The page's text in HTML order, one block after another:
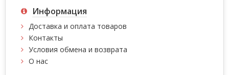
Информация
Доставка и оплата товаров
Контакты
Условия обмена и возврата
О нас